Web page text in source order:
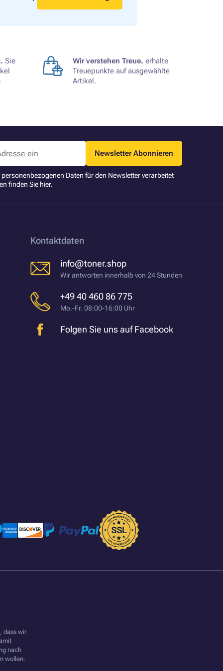
Sie
Wir verstehen Treue. erhalte
Treuepunkte auf ausgewählte
Artikel.
Newsletter Abonnieren
Daten für den Newsletter verarbeitet
finden Sie hier.
Kontaktdaten
info@toner.shop
Wir antworten innerhalb von 24 Stunden
+49 40 460 86 775
Mo.-Fr. 08:00-16:00 Uhr
Folgen Sie uns auf Facebook
dass wir
nach
wollen.